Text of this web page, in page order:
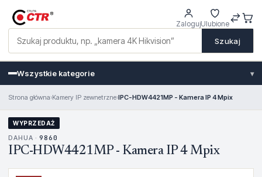
Szukaj
ZalogujUlubione
Wszystkie kategorie ▾
Strona główna›Kamery IP zewnetrzne›IPC-HDW4421MP - Kamera IP 4 Mpix
WYPRZEDAŻ
DAHUA · 9860
IPC-HDW4421MP - Kamera IP 4 Mpix